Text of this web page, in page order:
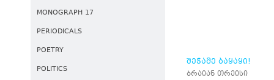
MONOGRAPH 17
PERIODICALS
POETRY
POLITICS
ᲨᲔᲭᲐᲛᲔ ᲑᲐᲧᲐᲧᲘ!
ბრაიან თრეისი